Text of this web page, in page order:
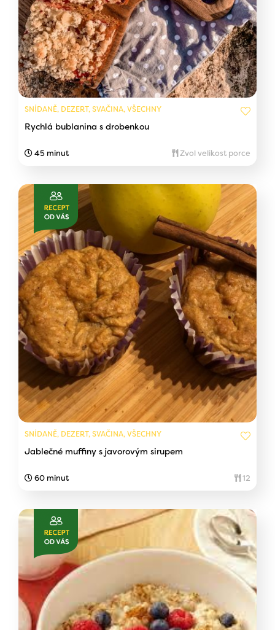
SNÍDANĚ, DEZERT, SVAČINA, VŠECHNY
Rychlá bublanina s drobenkou
45 minut Zvol velikost porce
SNÍDANĚ, DEZERT, SVAČINA, VŠECHNY
Jablečné muffiny s javorovým sirupem
60 minut 12